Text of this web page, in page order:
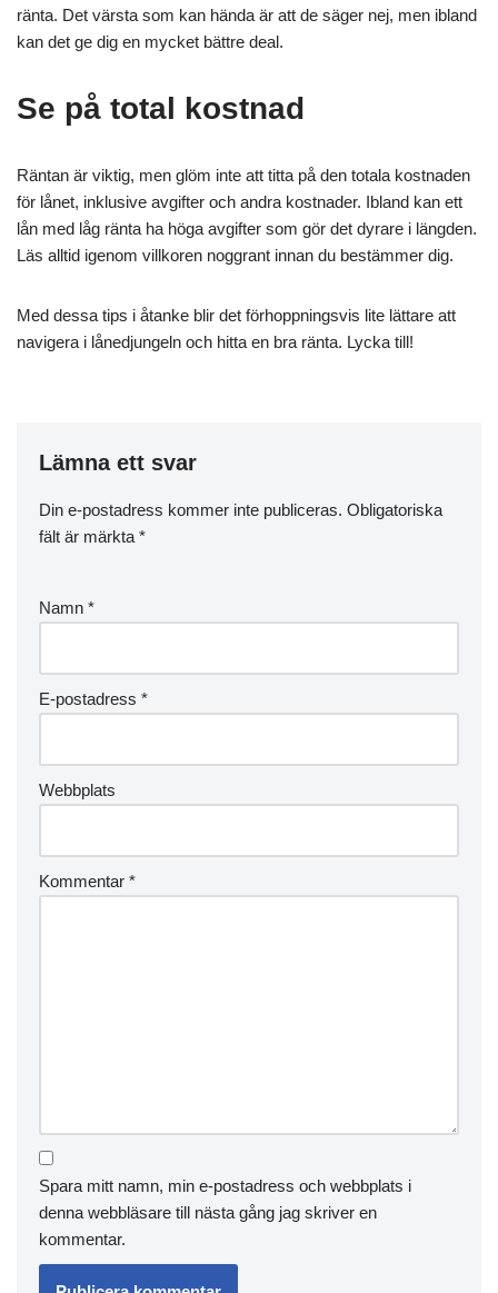
ränta. Det värsta som kan hända är att de säger nej, men ibland
kan det ge dig en mycket bättre deal.
Se på total kostnad
Räntan är viktig, men glöm inte att titta på den totala kostnaden
för lånet, inklusive avgifter och andra kostnader. Ibland kan ett
lån med låg ränta ha höga avgifter som gör det dyrare i längden.
Läs alltid igenom villkoren noggrant innan du bestämmer dig.
Med dessa tips i åtanke blir det förhoppningsvis lite lättare att
navigera i lånedjungeln och hitta en bra ränta. Lycka till!
Lämna ett svar
Din e-postadress kommer inte publiceras. Obligatoriska
fält är märkta *
Namn *
E-postadress *
Webbplats
Kommentar *
Spara mitt namn, min e-postadress och webbplats i
denna webbläsare till nästa gång jag skriver en
kommentar.